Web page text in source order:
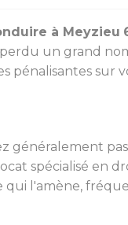
à Meyzieu
un grand
pénalisantes sur
généralement
spécialisé en
qui l'amène,